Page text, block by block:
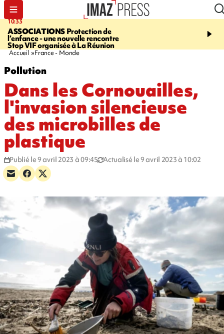
10:33
ASSOCIATIONSProtection de
l’enfance - une nouvelle rencontre
Stop VIF organisée à La Réunion
15:03
Vaste feu
l'ouest du pays, 20.000
Accueil France - Monde
Pollution
Dans les Cornouailles,
l'invasion silencieuse
des microbilles de
plastique
Publié le 9 avril 2023 à 09:45 Actualisé le 9 avril 2023 à 10:02